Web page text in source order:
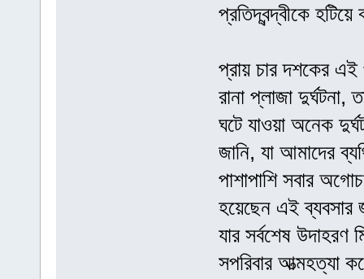
প্রতিদ্বন্দ্বীকে
প্রায় চার দশকের
রানা প্লাজা
ঘটে যাওয়া অনেক
জানি, যা আমাদের
পাশাপাশি সবার
হয়েছেন এই ব্যবসার
যার সর্বশেষ উদাহরণ
সপরিবার আত্মহত্যা